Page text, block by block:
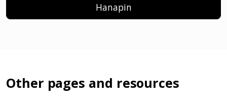
Hanapin
Other pages and resources